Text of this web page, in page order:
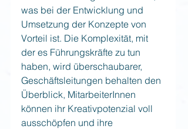
was bei der Entwicklung und
Umsetzung der Konzepte von
Vorteil ist. Die Komplexität, mit
der es Führungskräfte zu tun
haben, wird überschaubarer,
Geschäftsleitungen behalten den
Überblick, MitarbeiterInnen
können ihr Kreativpotenzial voll
ausschöpfen und ihre